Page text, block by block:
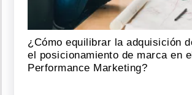
¿Cómo equilibrar la adquisición
el posicionamiento de marca en
Performance Marketing?